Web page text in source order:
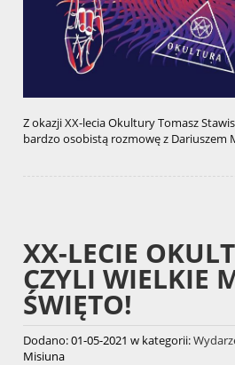
Z okazji XX-lecia Okultury Tomasz
bardzo osobistą rozmowę z Dariuszem
XX-LECIE
CZYLI WIELKIE
ŚWIĘTO!
Dodano:01-05-2021 w kategorii:
Misiuna